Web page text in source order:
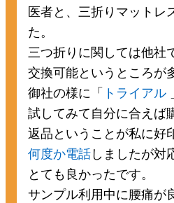
医者と、三折りマットレ
た。
三つ折りに関しては他社
交換可能というところが
御社の様に「 トライアル
試してみて自分に合えば
返品ということが私に好
何度か電話しましたが対
とても良かったです。
サンプル利用中に腰痛が